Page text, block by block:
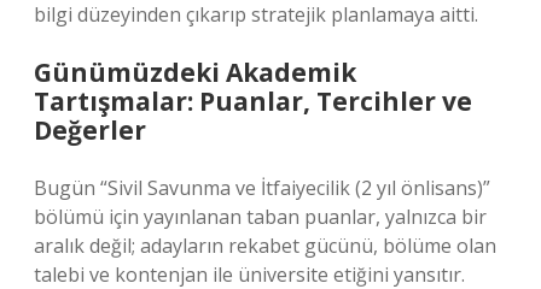
bilgi düzeyinden çıkarıp stratejik planlamaya aitti.
Günümüzdeki Akademik
Tartışmalar: Puanlar, Tercihler ve
Değerler
Bugün “Sivil Savunma ve İtfaiyecilik (2 yıl önlisans)”
bölümü için yayınlanan taban puanlar, yalnızca bir
aralık değil; adayların rekabet gücünü, bölüme olan
talebi ve kontenjan ile üniversite etiğini yansıtır.